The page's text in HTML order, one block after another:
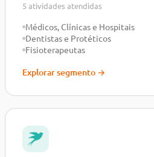
5 atividades atendidas
Médicos, Clínicas e Hospitais
Dentistas e Protéticos
Fisioterapeutas
Explorar segmento →